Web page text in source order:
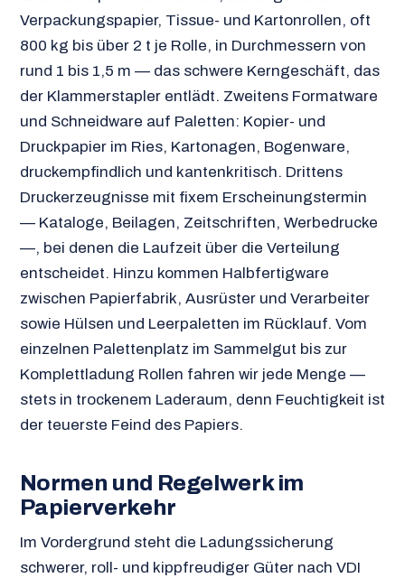
Verpackungspapier, Tissue- und Kartonrollen, oft
800 kg bis über 2 t je Rolle, in Durchmessern von
rund 1 bis 1,5 m — das schwere Kerngeschäft, das
der Klammerstapler entlädt. Zweitens Formatware
und Schneidware auf Paletten: Kopier- und
Druckpapier im Ries, Kartonagen, Bogenware,
druckempfindlich und kantenkritisch. Drittens
Druckerzeugnisse mit fixem Erscheinungstermin
— Kataloge, Beilagen, Zeitschriften, Werbedrucke
—, bei denen die Laufzeit über die Verteilung
entscheidet. Hinzu kommen Halbfertigware
zwischen Papierfabrik, Ausrüster und Verarbeiter
sowie Hülsen und Leerpaletten im Rücklauf. Vom
einzelnen Palettenplatz im Sammelgut bis zur
Komplettladung Rollen fahren wir jede Menge —
stets in trockenem Laderaum, denn Feuchtigkeit ist
der teuerste Feind des Papiers.
Normen und Regelwerk im
Papierverkehr
Im Vordergrund steht die Ladungssicherung
schwerer, roll- und kippfreudiger Güter nach VDI